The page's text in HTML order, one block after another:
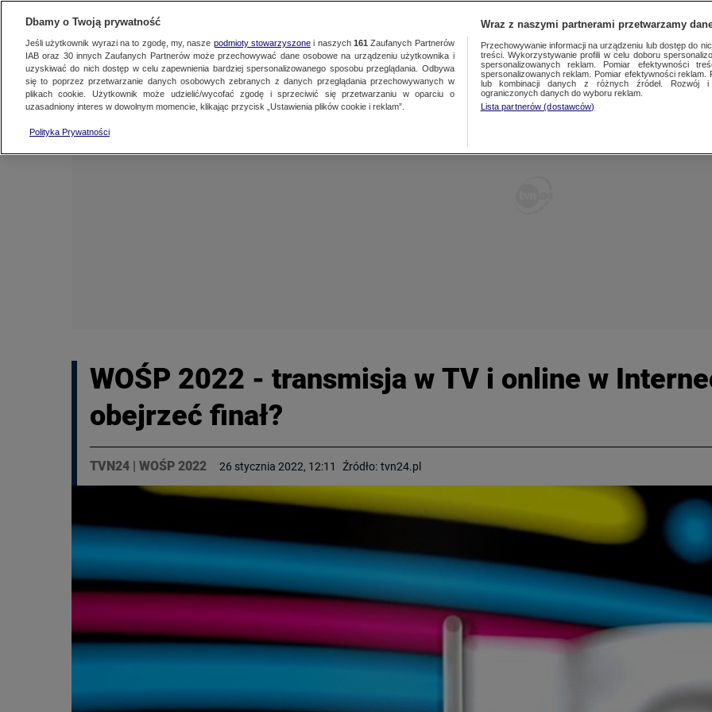
NAJNOWSZE WARSZAWA
WARSZAWA
ŁÓDŹ
KRAKÓW
LUBLIN
LUBUSKIE
PREMIUM METEO
WOŚP 2022 - transmisja w TV i online w
obejrzeć finał?
TVN24 | WOŚP 2022 26 stycznia 2022, 12:11 Źródło: tvn24.pl
Dbamy o Twoją prywatność
Jeśli użytkownik wyrazi na to zgodę, my, nasze podmioty stowarzyszonei naszych 161 Zaufanych Partnerów
IAB oraz 30innych Zaufanych Partnerów może przechowywać dane osobowe na urządzeniu użytkownika i
uzyskiwać do nich dostęp w celu zapewnienia bardziej spersonalizowanego sposobu przeglądania. Odbywa
się to poprzez przetwarzanie danych osobowych zebranych z danych przeglądania przechowywanych w
plikach cookie. Użytkownik może udzielić/wycofać zgodę i sprzeciwić się przetwarzaniu w oparciu o
uzasadniony interes w dowolnym momencie, klikając przycisk „Ustawienia plików cookie i reklam”.
Polityka Prywatności
Wraz z naszymi partnerami przetwarzamy
Przechowywanie informacji na urządzeniu lub dostęp do
treści. Wykorzystywanie profili w celu doboru
spersonalizowanych reklam. Pomiar efektywności
spersonalizowanych reklam. Pomiar efektywności
lub kombinacji danych z różnych źródeł. Rozwój i
ograniczonych danych do wyboru reklam.
Lista partnerów (dostawców)